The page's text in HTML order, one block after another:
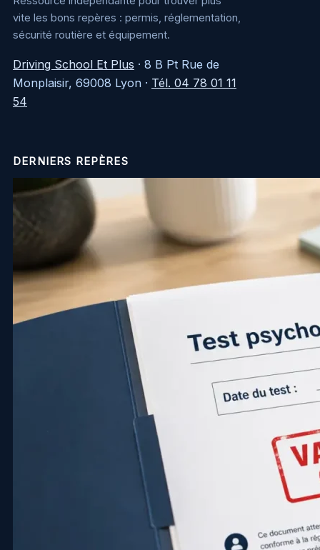
vite les bons repères : permis, réglementation,
sécurité routière et équipement.
Driving School Et Plus · 8 B Pt Rue de
Monplaisir, 69008 Lyon · Tél. 04 78 01 11
54
DERNIERS REPÈRES